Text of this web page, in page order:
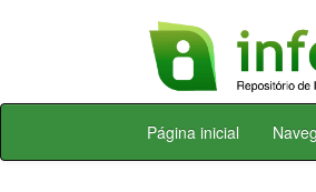
Skip
Página inicial